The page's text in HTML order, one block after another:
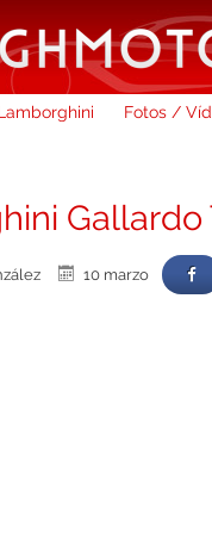
Fotos /
Gallardo
10 marzo